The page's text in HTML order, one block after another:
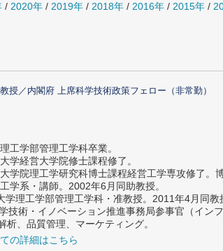
/ 2020年 / 2019年 / 2018年 / 2016年 / 2015年 /
授／内閣府 上席科学技術政策フェロー（非常勤）
工学部管理工学科卒業。
学経営大学院修士課程修了。
学院理工学研究科博士課程経営工学専攻修了。
学系・講師。2002年6月同助教授。
学理工学部管理工学科・准教授。2011年4月同教
技術・イノベーション推進事務局参事官（イン
析、品質管理、マーケティング。
の詳細はこちら